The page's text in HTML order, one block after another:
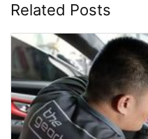
Related Posts